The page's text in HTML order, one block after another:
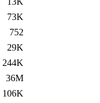
73K
752
29K
244K
36M
106K